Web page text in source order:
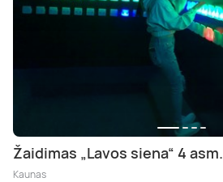
Žaidimas „Lavos siena“ 4 asm.
Kaunas